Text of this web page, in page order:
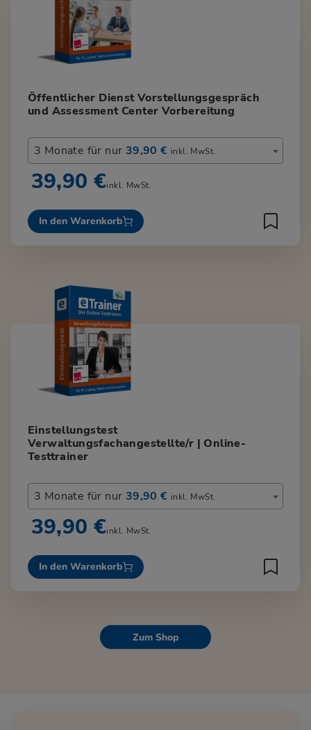
Öffentlicher Dienst Vorstellungsgespräch
und Assessment Center Vorbereitung
3 Monate für nur 39,90 € inkl. MwSt.
39,90 €inkl. MwSt.
In den Warenkorb
Einstellungstest
Verwaltungsfachangestellte/r | Online-
Testtrainer
3 Monate für nur 39,90 € inkl. MwSt.
39,90 €inkl. MwSt.
In den Warenkorb
Zum Shop